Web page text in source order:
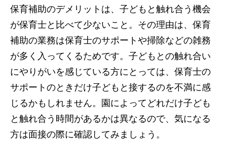
保育補助のデメリットは、子どもと触れ合う機会
が保育士と比べて少ないこと。その理由は、保育
補助の業務は保育士のサポートや掃除などの雑務
が多く入ってくるためです。子どもとの触れ合い
にやりがいを感じている方にとっては、保育士の
サポートのときだけ子どもと接するのを不満に感
じるかもしれません。園によってどれだけ子ども
と触れ合う時間があるかは異なるので、気になる
方は面接の際に確認してみましょう。